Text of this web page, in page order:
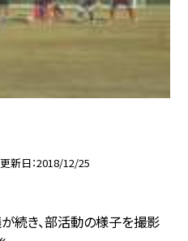
更新日 2018/12/25
続き、部活動の様子を撮影